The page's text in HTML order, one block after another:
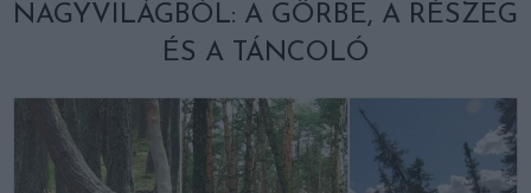
NAGYVILÁGBÓL: A GÖRBE, A RÉSZEG
ÉS A TÁNCOLÓ